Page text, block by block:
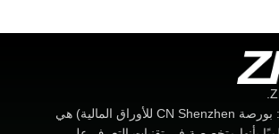
(ZKTeco) (301330: بورصة CN Shenzhen للأوراق المالية) هي